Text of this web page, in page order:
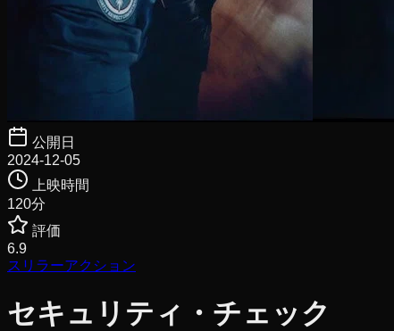
公開日
2024-12-05
上映時間
120分
評価
6.9
スリラーアクション
セキュリティ・チェック